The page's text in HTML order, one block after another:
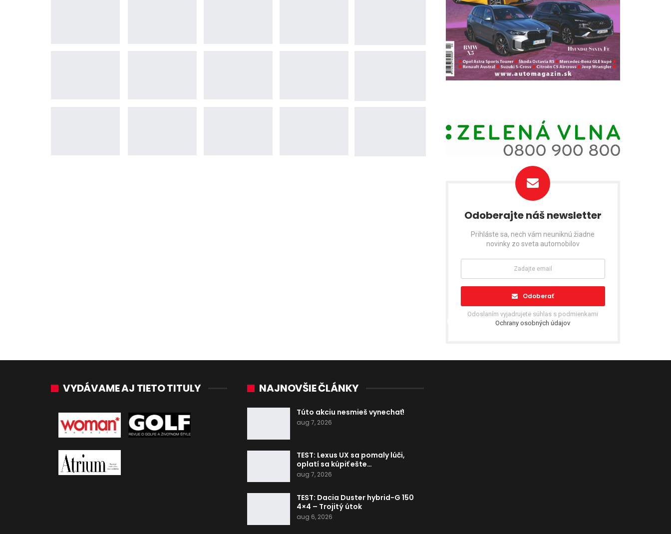
Odoberajte náš newsletter
Prihláste sa, nech vám neuniknú žiadne
novinky zo sveta automobilov
Odoberať
Odoslaním vyjadrujete súhlas s podmienkami
Ochrany osobných údajov
VYDÁVAME AJ TIETO TITULY NAJNOVŠIE ČLÁNKY
Túto akciu nesmieš vynechať!
aug 7, 2026
TEST: Lexus UX sa pomaly lúči,
oplatí sa kúpiť ešte…
aug 7, 2026
TEST: Dacia Duster hybrid-G 150
4×4 – Trojitý útok
aug 6, 2026